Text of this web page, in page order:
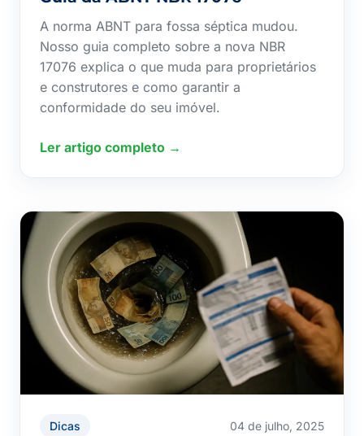
A norma ABNT para fossa séptica mudou.
Nosso guia completo sobre a nova NBR
17076 explica o que muda para proprietários
e construtores e como garantir a
conformidade do seu imóvel.
Ler artigo completo →
Dicas 04 de julho, 2025